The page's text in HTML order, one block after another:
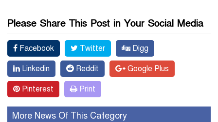
Please Share This Post in Your Social Media
Facebook Twitter Digg
Linkedin Reddit Google Plus
Pinterest Print
More News Of This Category